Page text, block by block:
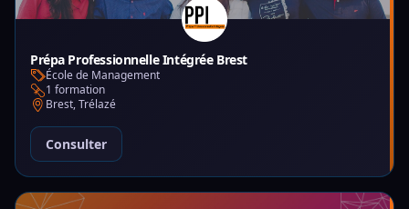
Prépa Professionnelle Intégrée Brest
École de Management
1 formation
Brest, Trélazé
Consulter